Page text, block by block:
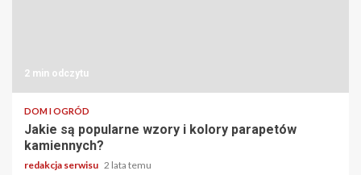
2 min odczytu
DOM I OGRÓD
Jakie są popularne wzory i kolory parapetów
kamiennych?
redakcja serwisu 2 lata temu